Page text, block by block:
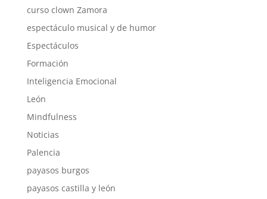
curso clown Zamora
espectáculo musical y de humor
Espectáculos
Formación
Inteligencia Emocional
León
Mindfulness
Noticias
Palencia
payasos burgos
payasos castilla y león